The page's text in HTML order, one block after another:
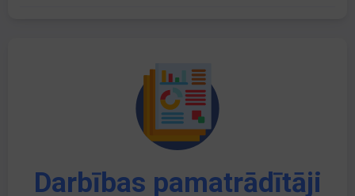
Darbības pamatrādītāji